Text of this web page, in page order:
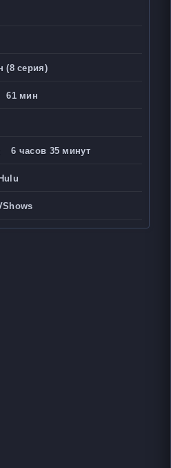
(8 серия)
61 мин
6 часов 35 минут
Hulu